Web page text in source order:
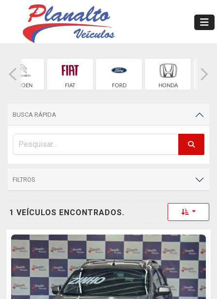
CITROEN FIAT FORD HONDA
BUSCA RÁPIDA
FILTROS
1 VEÍCULOS ENCONTRADOS. Toggle